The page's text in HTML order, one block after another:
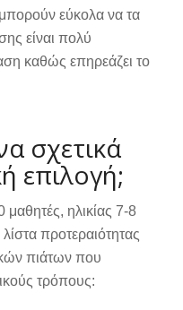
εύκολα να τα
είναι πολύ
καθώς επηρεάζει το
σχετικά
επιλογή;
ηλικίας 7-8
προτεραιότητας
πιάτων που
τρόπους: